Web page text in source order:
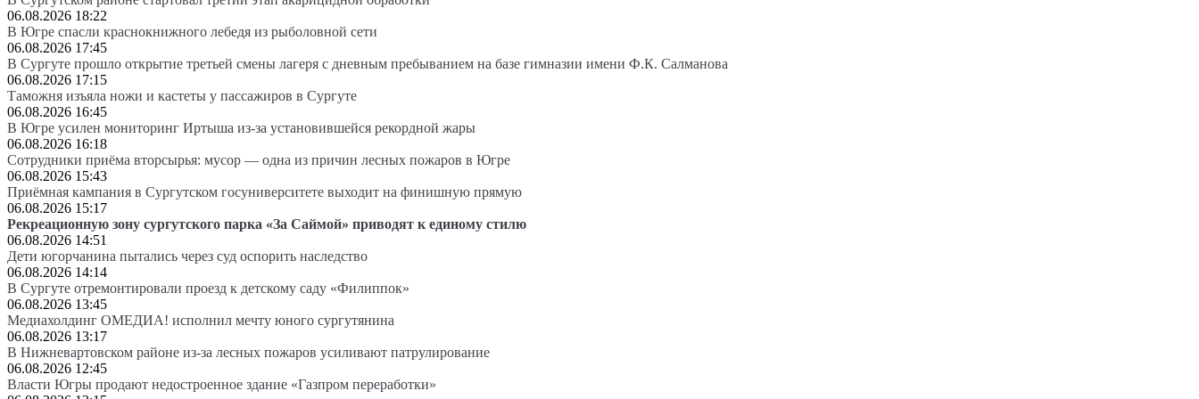
06.08.2026 18:22
В Югре спасли краснокнижного лебедя из рыболовной сети
06.08.2026 17:45
В Сургуте прошло открытие третьей смены лагеря с дневным пребыванием на базе гимназии имени Ф.К. Салманова
06.08.2026 17:15
Таможня изъяла ножи и кастеты у пассажиров в Сургуте
06.08.2026 16:45
В Югре усилен мониторинг Иртыша из-за установившейся рекордной жары
06.08.2026 16:18
Сотрудники приёма вторсырья: мусор — одна из причин лесных пожаров в Югре
06.08.2026 15:43
Приёмная кампания в Сургутском госуниверситете выходит на финишную прямую
06.08.2026 15:17
Рекреационную зону сургутского парка «За Саймой» приводят к единому стилю
06.08.2026 14:51
Дети югорчанина пытались через суд оспорить наследство
06.08.2026 14:14
В Сургуте отремонтировали проезд к детскому саду «Филиппок»
06.08.2026 13:45
Медиахолдинг ОМЕДИА! исполнил мечту юного сургутянина
06.08.2026 13:17
В Нижневартовском районе из-за лесных пожаров усиливают патрулирование
06.08.2026 12:45
Власти Югры продают недостроенное здание «Газпром переработки»